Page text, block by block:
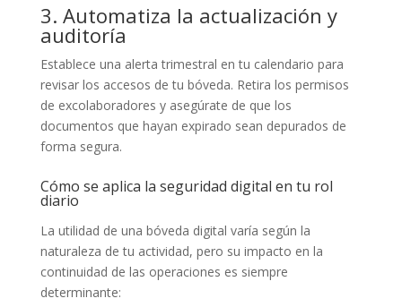
3. Automatiza la actualización y
auditoría
Establece una alerta trimestral en tu calendario para
revisar los accesos de tu bóveda. Retira los permisos
de excolaboradores y asegúrate de que los
documentos que hayan expirado sean depurados de
forma segura.
Cómo se aplica la seguridad digital en tu rol
diario
La utilidad de una bóveda digital varía según la
naturaleza de tu actividad, pero su impacto en la
continuidad de las operaciones es siempre
determinante: